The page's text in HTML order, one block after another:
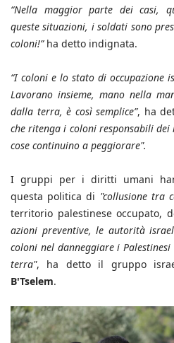
“Nella maggior parte dei casi,
queste situazioni, i soldati sono
coloni!”ha detto indignata.
“I coloni e lo stato di occupazione
Lavorano insieme, mano nella
dalla terra, è così semplice”, ha
che ritenga i coloni responsabili
cose continuino a peggiorare".
I gruppi per i diritti umani
questa politica di "collusione tra
territorio palestinese occupato,
azioni preventive, le autorità
coloni nel danneggiare i
terra", ha detto il gruppo
B'Tselem.